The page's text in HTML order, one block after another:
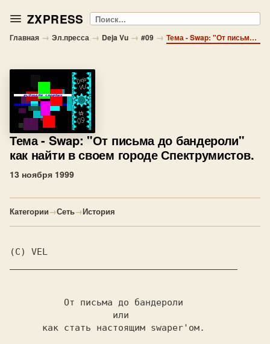
ZXPRESS Поиск
Главная → Эл.пресса → Deja Vu → #09 → Тема - Swap: "От письма до бандероли" как найти в своем городе Спектрумистов.
Тема- Swap: "От письма до бандероли"
как найти в своем городе Спектрумистов.
13 ноября 1999
Категории→Сеть→История
(C) VEL
          От письма до бандероли
                   или